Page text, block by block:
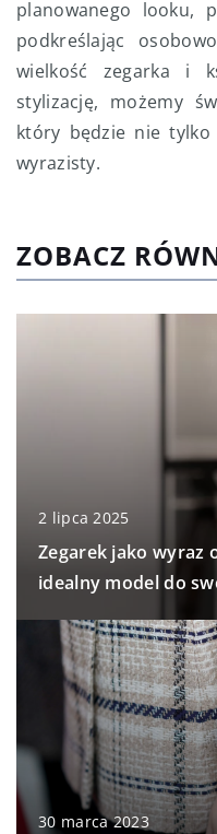
planowanego looku,
podkreślając
wielkość zegarka i
stylizację, możemy
który będzie nie
wyrazisty.
ZOBACZ
2 lipca 2025
Zegarek jako wyraz
idealny model do
30 marca 2023